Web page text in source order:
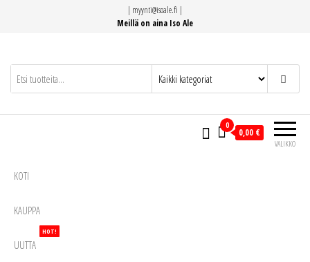
| myynti@isoale.fi |
Meillä on aina Iso Ale
VALIKKO
0
0,00 €
KOTI
KAUPPA
UUTTA
HOT!